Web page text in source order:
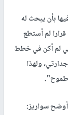
بأن يبحث له
لم أستطع
لم أكن في خطط
ولهذا
طموح".
أوضح سواريز: